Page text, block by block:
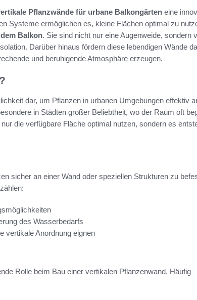
Pflanzwände für urbane Balkongärten eine
Systeme ermöglichen es, kleine Flächen optimal zu
Balkon. Sie sind nicht nur eine Augenweide, sondern
Darüber hinaus fördern diese lebendigen Wände
und beruhigende Atmosphäre erzeugen.
dar, um Pflanzen in urbanen Umgebungen effektiv
in Städten großer Beliebtheit, wo der Raum oft
die verfügbare Fläche optimal nutzen, sondern es
sicher an einer Wand oder speziellen Strukturen zu
des Wasserbedarfs
vertikale Anordnung eignen
Rolle beim Bau einer vertikalen Pflanzenwand. Häufig